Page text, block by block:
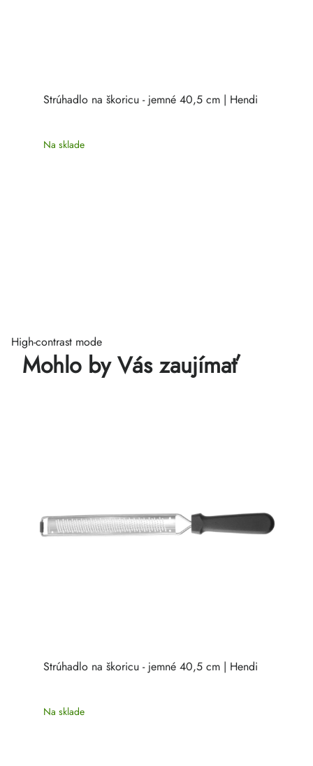
Strúhadlo na škoricu - jemné 40,5 cm | Hendi
Na sklade
High-contrast mode
Mohlo by Vás zaujímať
Strúhadlo na škoricu - jemné 40,5 cm | Hendi
Na sklade